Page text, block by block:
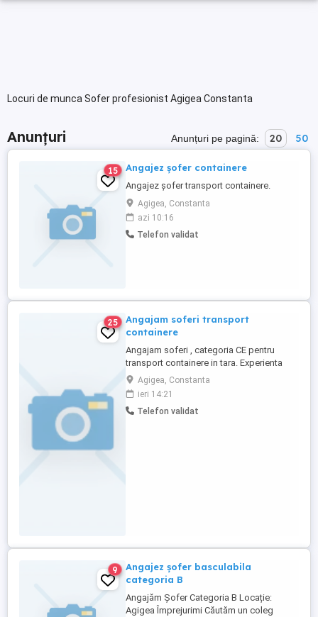
Locuri de munca Sofer profesionist Agigea Constanta
Anunțuri Anunțuri pe pagină: 20 50
15 Angajez șofer containere
Angajez șofer transport containere.
Agigea, Constanta
azi 10:16
Telefon validat
25
Angajam soferi transport
containere
Angajam soferi , categoria CE pentru
transport containere in tara. Experienta
minim 2 ani transport containere în
România. Salariu 5000 lei + alte bonusuri.
Detalii la numarul de telefon.
Agigea, Constanta
ieri 14:21
Telefon validat
9
Angajez șofer basculabila
categoria B
Angajăm Șofer Categoria B Locație:
Agigea Împrejurimi Căutăm un coleg